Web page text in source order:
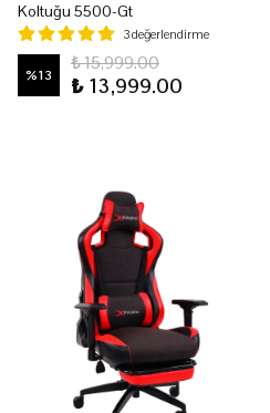
Koltuğu 5500-Gt
3 değerlendirme
%13
₺ 15,999.00
₺ 13,999.00